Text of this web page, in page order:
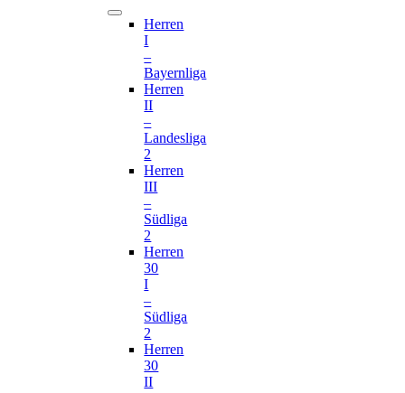
Herren
I
–
Bayernliga
Herren
II
–
Landesliga
2
Herren
III
–
Südliga
2
Herren
30
I
–
Südliga
2
Herren
30
II